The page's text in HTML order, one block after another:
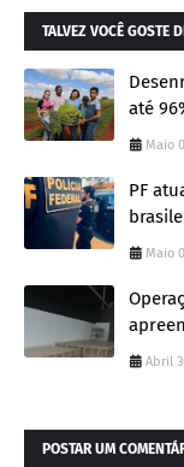
TALVEZ VOCÊ GOSTE
até
Maio
PF
Maio
Abril
POSTAR UM